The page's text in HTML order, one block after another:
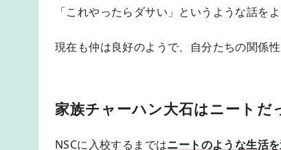
「これやったらダサい」というような話を
現在も仲は良好のようで、自分たちの関係
家族チャーハン大石はニートだ
NSCに入校するまではニートのような生活